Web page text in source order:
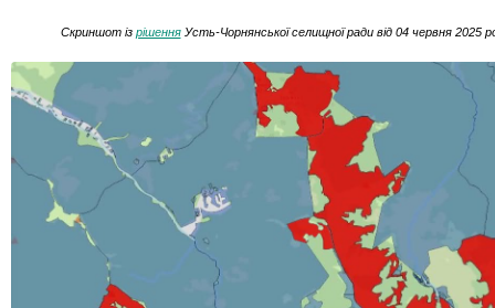
Скриншот із рішенняУсть-Чорнянської селищної ради від 04 червня 2025